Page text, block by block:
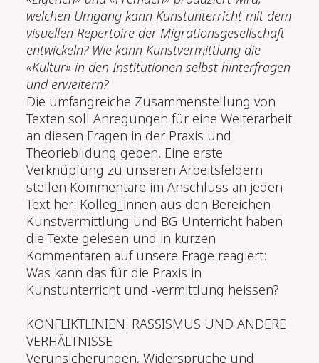
welchen Umgang kann Kunstunterricht mit dem
visuellen Repertoire der Migrationsgesellschaft
entwickeln? Wie kann Kunstvermittlung die
«Kultur» in den Institutionen selbst hinterfragen
und erweitern?
Die umfangreiche Zusammenstellung von
Texten soll Anregungen für eine Weiterarbeit
an diesen Fragen in der Praxis und
Theoriebildung geben. Eine erste
Verknüpfung zu unseren Arbeitsfeldern
stellen Kommentare im Anschluss an jeden
Text her: Kolleg_innen aus den Bereichen
Kunstvermittlung und BG-Unterricht haben
die Texte gelesen und in kurzen
Kommentaren auf unsere Frage reagiert:
Was kann das für die Praxis in
Kunstunterricht und -vermittlung heissen?
KONFLIKTLINIEN: RASSISMUS UND ANDERE
VERHÄLTNISSE
Verunsicherungen, Widersprüche und